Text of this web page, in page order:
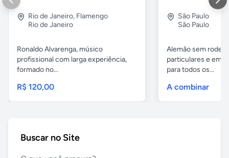
Rio de Janeiro, Flamengo
Rio de Janeiro
Ronaldo Alvarenga, músico
profissional com larga experiência,
formado no...
R$ 120,00
São Paulo
São Paulo
Alemão sem
particulares e em
para todos os...
A combinar
Buscar no Site